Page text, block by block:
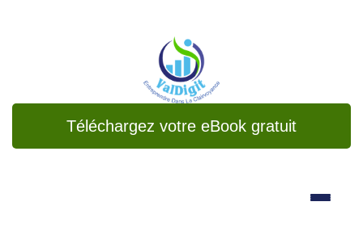
Téléchargez votre eBook gratuit